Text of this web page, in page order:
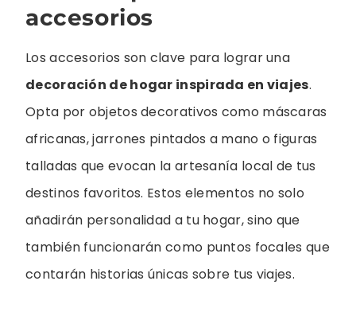
accesorios
Los accesorios son clave para lograr una
decoración de hogar inspirada en viajes.
Opta por objetos decorativos como máscaras
africanas, jarrones pintados a mano o figuras
talladas que evocan la artesanía local de tus
destinos favoritos. Estos elementos no solo
añadirán personalidad a tu hogar, sino que
también funcionarán como puntos focales que
contarán historias únicas sobre tus viajes.